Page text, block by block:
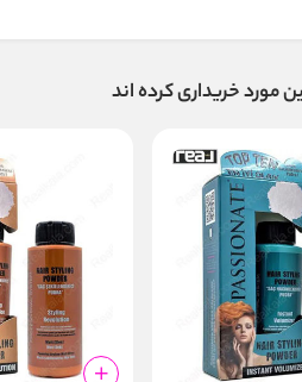
مورد خریداری کرده اند